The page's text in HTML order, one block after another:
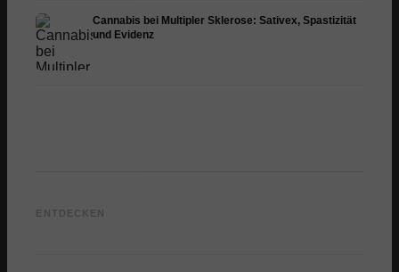
Cannabis bei Multipler Sklerose: Sativex, Spastizität
und Evidenz
ENTDECKEN
Stand der Forschung